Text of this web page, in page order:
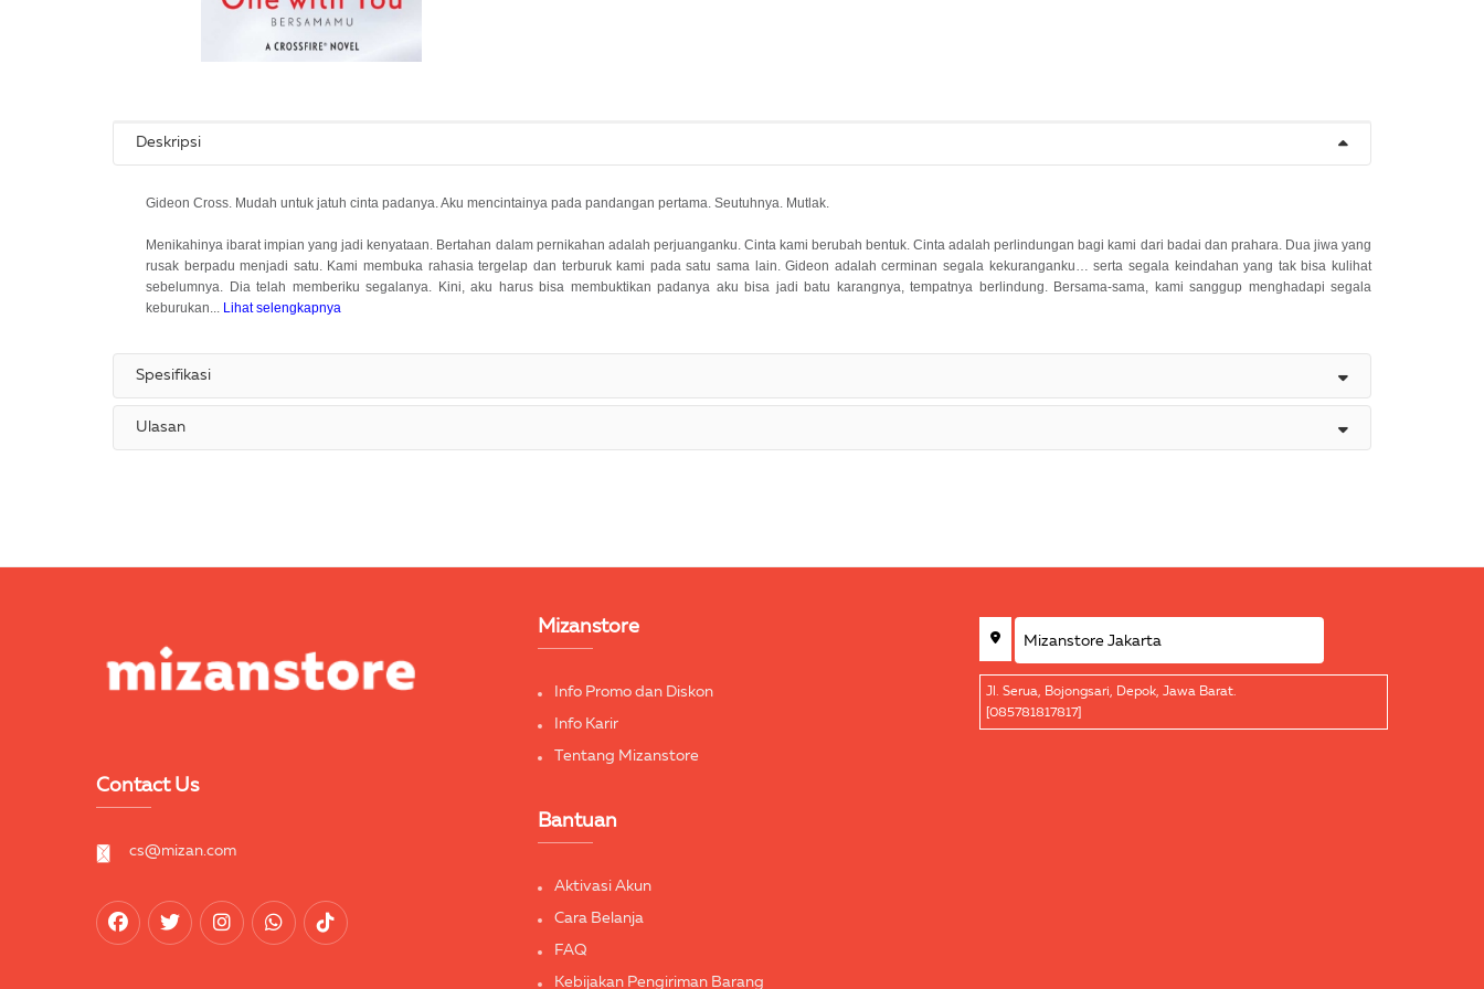
Deskripsi
Gideon Cross. Mudah untuk jatuh cinta padanya. Aku mencintainya pada pandangan pertama. Seutuhnya. Mutlak.
Menikahinya ibarat impian yang jadi kenyataan. Bertahan dalam pernikahan adalah perjuanganku. Cinta kami berubah bentuk. Cinta adalah perlindungan bagi kami dari badai dan prahara. Dua jiwa yang
rusak berpadu menjadi satu. Kami membuka rahasia tergelap dan terburuk kami pada satu sama lain. Gideon adalah cerminan segala kekuranganku… serta segala keindahan yang tak bisa kulihat
sebelumnya. Dia telah memberiku segalanya. Kini, aku harus bisa membuktikan padanya aku bisa jadi batu karangnya, tempatnya berlindung. Bersama-sama, kami sanggup menghadapi segala
keburukan... Lihat selengkapnya
Spesifikasi
Ulasan
Contact Us
cs@mizan.com
Mizanstore
Info Promo dan Diskon
Info Karir
Tentang Mizanstore
Bantuan
Aktivasi Akun
Cara Belanja
FAQ
Kebijakan Pengiriman Barang
Jl. Serua, Bojongsari, Depok, Jawa Barat.
[085781817817]